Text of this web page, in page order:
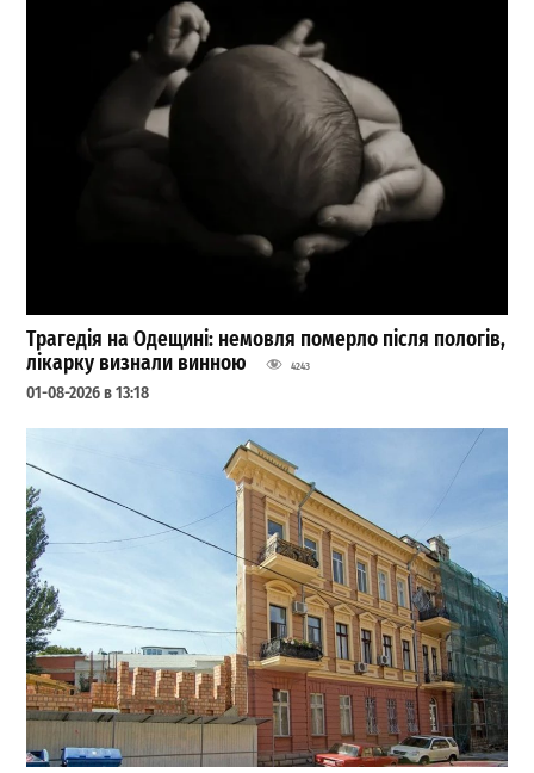
Трагедія на Одещині: немовля померло після пологів,
лікарку визнали винною
4243
01-08-2026 в 13:18